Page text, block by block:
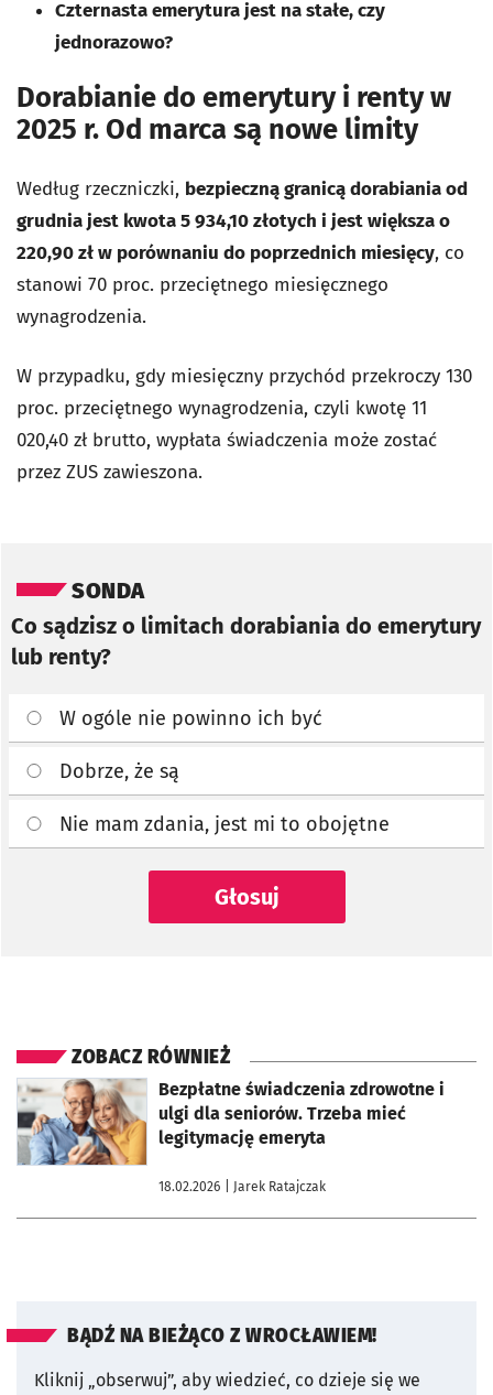
Czternasta emerytura jest na stałe, czy
jednorazowo?
Dorabianie do emerytury i renty w
2025 r. Od marca są nowe limity
Według rzeczniczki, bezpieczną granicą dorabiania od
grudnia jest kwota 5 934,10 złotych i jest większa o
220,90 zł w porównaniu do poprzednich miesięcy, co
stanowi 70 proc. przeciętnego miesięcznego
wynagrodzenia.
W przypadku, gdy miesięczny przychód przekroczy 130
proc. przeciętnego wynagrodzenia, czyli kwotę 11
020,40 zł brutto, wypłata świadczenia może zostać
przez ZUS zawieszona.
SONDA
Co sądzisz o limitach dorabiania do emerytury
lub renty?
W ogóle nie powinno ich być
Dobrze, że są
Nie mam zdania, jest mi to obojętne
Głosuj
ZOBACZ RÓWNIEŻ
Bezpłatne świadczenia zdrowotne i
ulgi dla seniorów. Trzeba mieć
legitymację emeryta
18.02.2026 | Jarek Ratajczak
otworzy się w nowej karcie
BĄDŹ NA BIEŻĄCO Z WROCŁAWIEM!
Kliknij „obserwuj”, aby wiedzieć, co dzieje się we